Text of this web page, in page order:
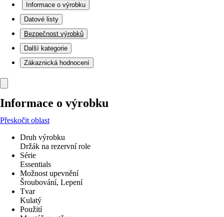
Informace o výrobku
Datové listy
Bezpečnost výrobků
Další kategorie
Zákaznická hodnocení
Informace o výrobku
Přeskočit oblast
Druh výrobku
Držák na rezervní role
Série
Essentials
Možnost upevnění
Šroubování, Lepení
Tvar
Kulatý
Použití